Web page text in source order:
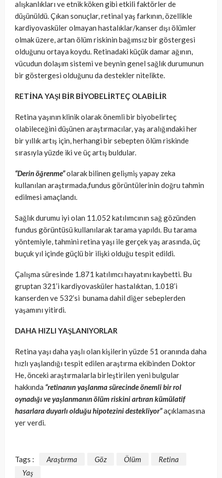
alışkanlıkları ve etnik köken gibi etkili faktörler de
düşünüldü. Çıkan sonuçlar, retinal yaş farkının, özellikle
kardiyovasküler olmayan hastalıklar/kanser dışı ölümler
olmak üzere, artan ölüm riskinin bağımsız bir göstergesi
olduğunu ortaya koydu. Retinadaki küçük damar ağının,
vücudun dolaşım sistemi ve beynin genel sağlık durumunun
bir göstergesi olduğunu da destekler nitelikte.
RETİNA YAŞI BİR BİYOBELİRTEÇ OLABİLİR
Retina yaşının klinik olarak önemli bir biyobelirteç
olabileceğini düşünen araştırmacılar, yaş aralığındaki her
bir yıllık artış için, herhangi bir sebepten ölüm riskinde
sırasıyla yüzde iki ve üç artış buldular.
“Derin öğrenme”olarak bilinen gelişmiş yapay zeka
kullanılan araştırmada,fundus görüntülerinin doğru tahmin
edilmesi amaçlandı.
Sağlık durumu iyi olan 11.052 katılımcının sağ gözünden
fundus görüntüsü kullanılarak tarama yapıldı. Bu tarama
yöntemiyle, tahmini retina yaşı ile gerçek yaş arasında, üç
buçuk yıl içinde güçlü bir ilişki olduğu tespit edildi.
Çalışma süresinde 1.871 katılımcı hayatını kaybetti. Bu
gruptan 321’i kardiyovasküler hastalıktan, 1.018’i
kanserden ve 532’si bunama dahil diğer sebeplerden
yaşamını yitirdi.
DAHA HIZLI YAŞLANIYORLAR
Retina yaşı daha yaşlı olan kişilerin yüzde 51 oranında daha
hızlı yaşlandığı tespit edilen araştırma ekibinden Doktor
He, önceki araştırmalarla birleştirilen yeni bulgular
hakkında “retinanın yaşlanma sürecinde önemli bir rol
oynadığı ve yaşlanmanın ölüm riskini artıran kümülatif
hasarlara duyarlı olduğu hipotezini destekliyor”açıklamasına
yer verdi.
Tags : Araştırma Göz Ölüm
Retina
Yaş